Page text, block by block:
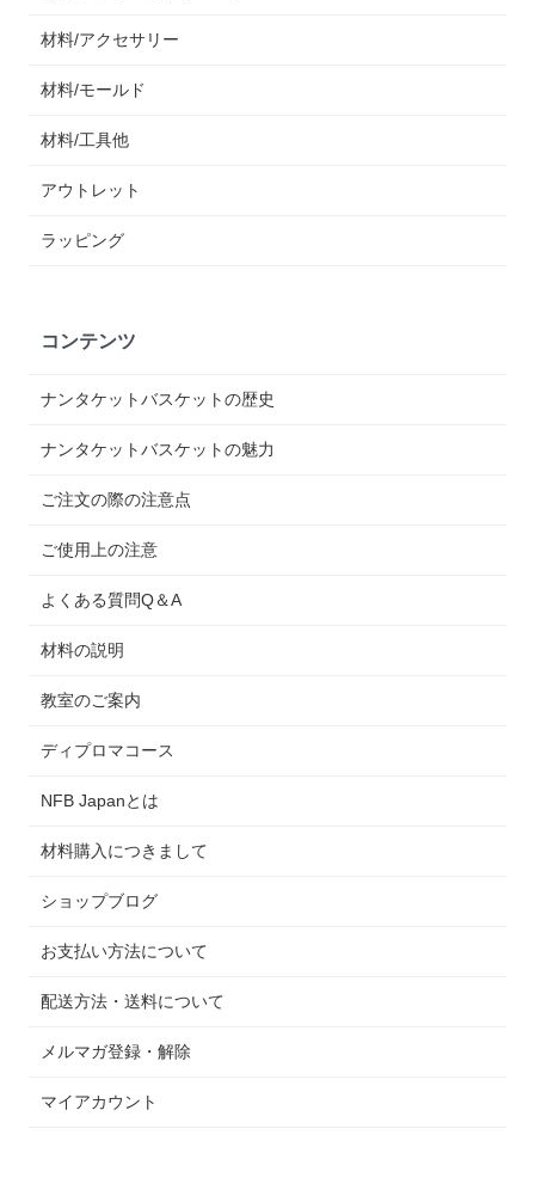
材料/アクセサリー
材料/モールド
材料/工具他
アウトレット
ラッピング
コンテンツ
ナンタケットバスケットの歴史
ナンタケットバスケットの魅力
ご注文の際の注意点
ご使用上の注意
よくある質問Q＆A
材料の説明
教室のご案内
ディプロマコース
NFB Japanとは
材料購入につきまして
ショップブログ
お支払い方法について
配送方法・送料について
メルマガ登録・解除
マイアカウント